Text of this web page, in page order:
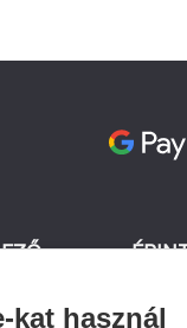
kat használ